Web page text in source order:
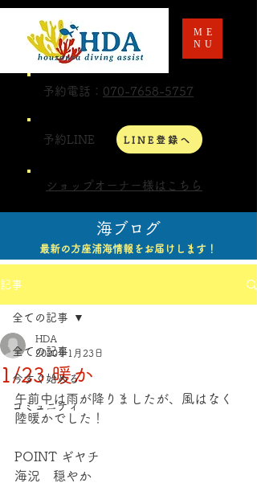
予約電話： 070-7658-5757
予約LINE LINE登録へ
ショップオーナー様はこちら
ME
NU
海ブログ
最新の方座浦海情報をお届けします！
記事
全ての記事
今すぐ始める
コミュニティ
全ての記事
1/23 暖か
HDA
2020年1月23日
午前中は雨が降りましたが、風はなく
陸暖かでした！
POINT ギヤチ
海況　穏やか